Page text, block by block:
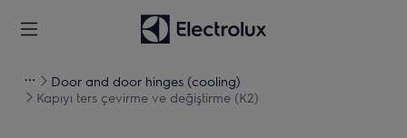
Door and door hinges (cooling)
Kapıyı ters çevirme ve değiştirme (K2)